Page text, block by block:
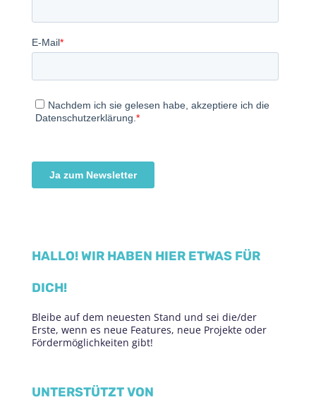
HALLO! WIR HABEN HIER ETWAS FÜR
DICH!
Bleibe auf dem neuesten Stand und sei die/der
Erste, wenn es neue Features, neue Projekte oder
Fördermöglichkeiten gibt!
UNTERSTÜTZT VON